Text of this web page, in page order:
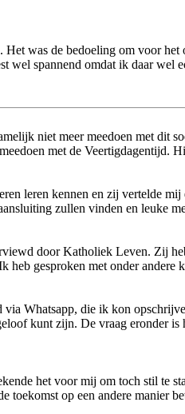
was de bedoeling om voor het
wel spannend omdat ik daar wel
niet meer meedoen met dit
met de Veertigdagentijd.
leren kennen en zij vertelde
zullen vinden en leuke
door Katholiek Leven. Zij
heb gesproken met onder andere
via Whatsapp, die ik kon
kunt zijn. De vraag eronder is
het voor mij om toch stil te
toekomst op een andere manier